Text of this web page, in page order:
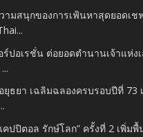
ามสนุกของการเฟ้นหาสุดยอดเช
ปอเรชั่น ต่อยอดตำนานเจ้าแห่ง
ธยา เฉลิมฉลองครบรอบปีที่ 73
ปปิตอล รักษ์โลก” ครั้งที่ 2 เพิ่มพื้